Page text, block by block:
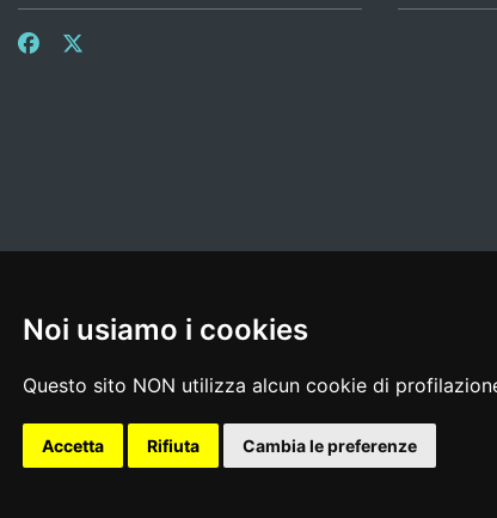
Noi usiamo i cookies
Questo sito NON utilizza alcun cookie di
Accetta Rifiuta Cambia le preferenze
privacy |social media policy | dichiarazione di accessibilità